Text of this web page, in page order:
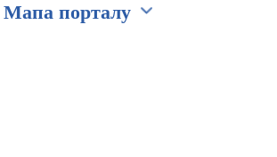
Мапа порталу